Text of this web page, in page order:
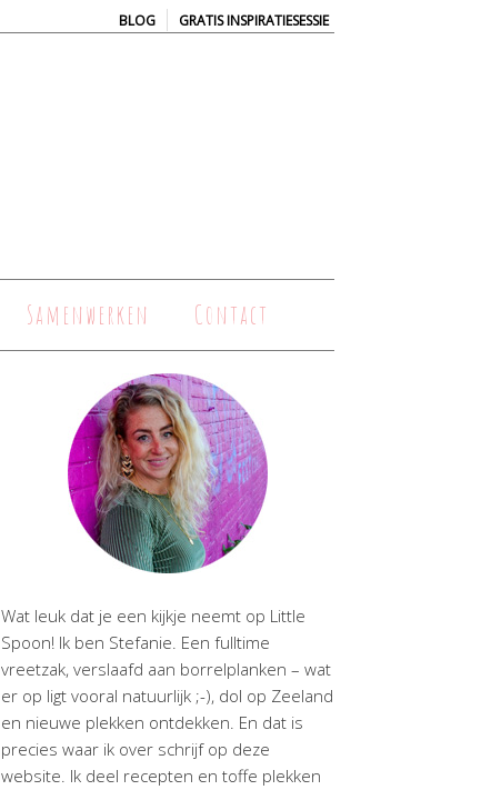
BLOG | GRATIS INSPIRATIESESSIE
Samenwerken Contact
Wat leuk dat je een kijkje neemt op Little
Spoon! Ik ben Stefanie. Een fulltime
vreetzak, verslaafd aan borrelplanken – wat
er op ligt vooral natuurlijk ;-), dol op Zeeland
en nieuwe plekken ontdekken. En dat is
precies waar ik over schrijf op deze
website. Ik deel recepten en toffe plekken